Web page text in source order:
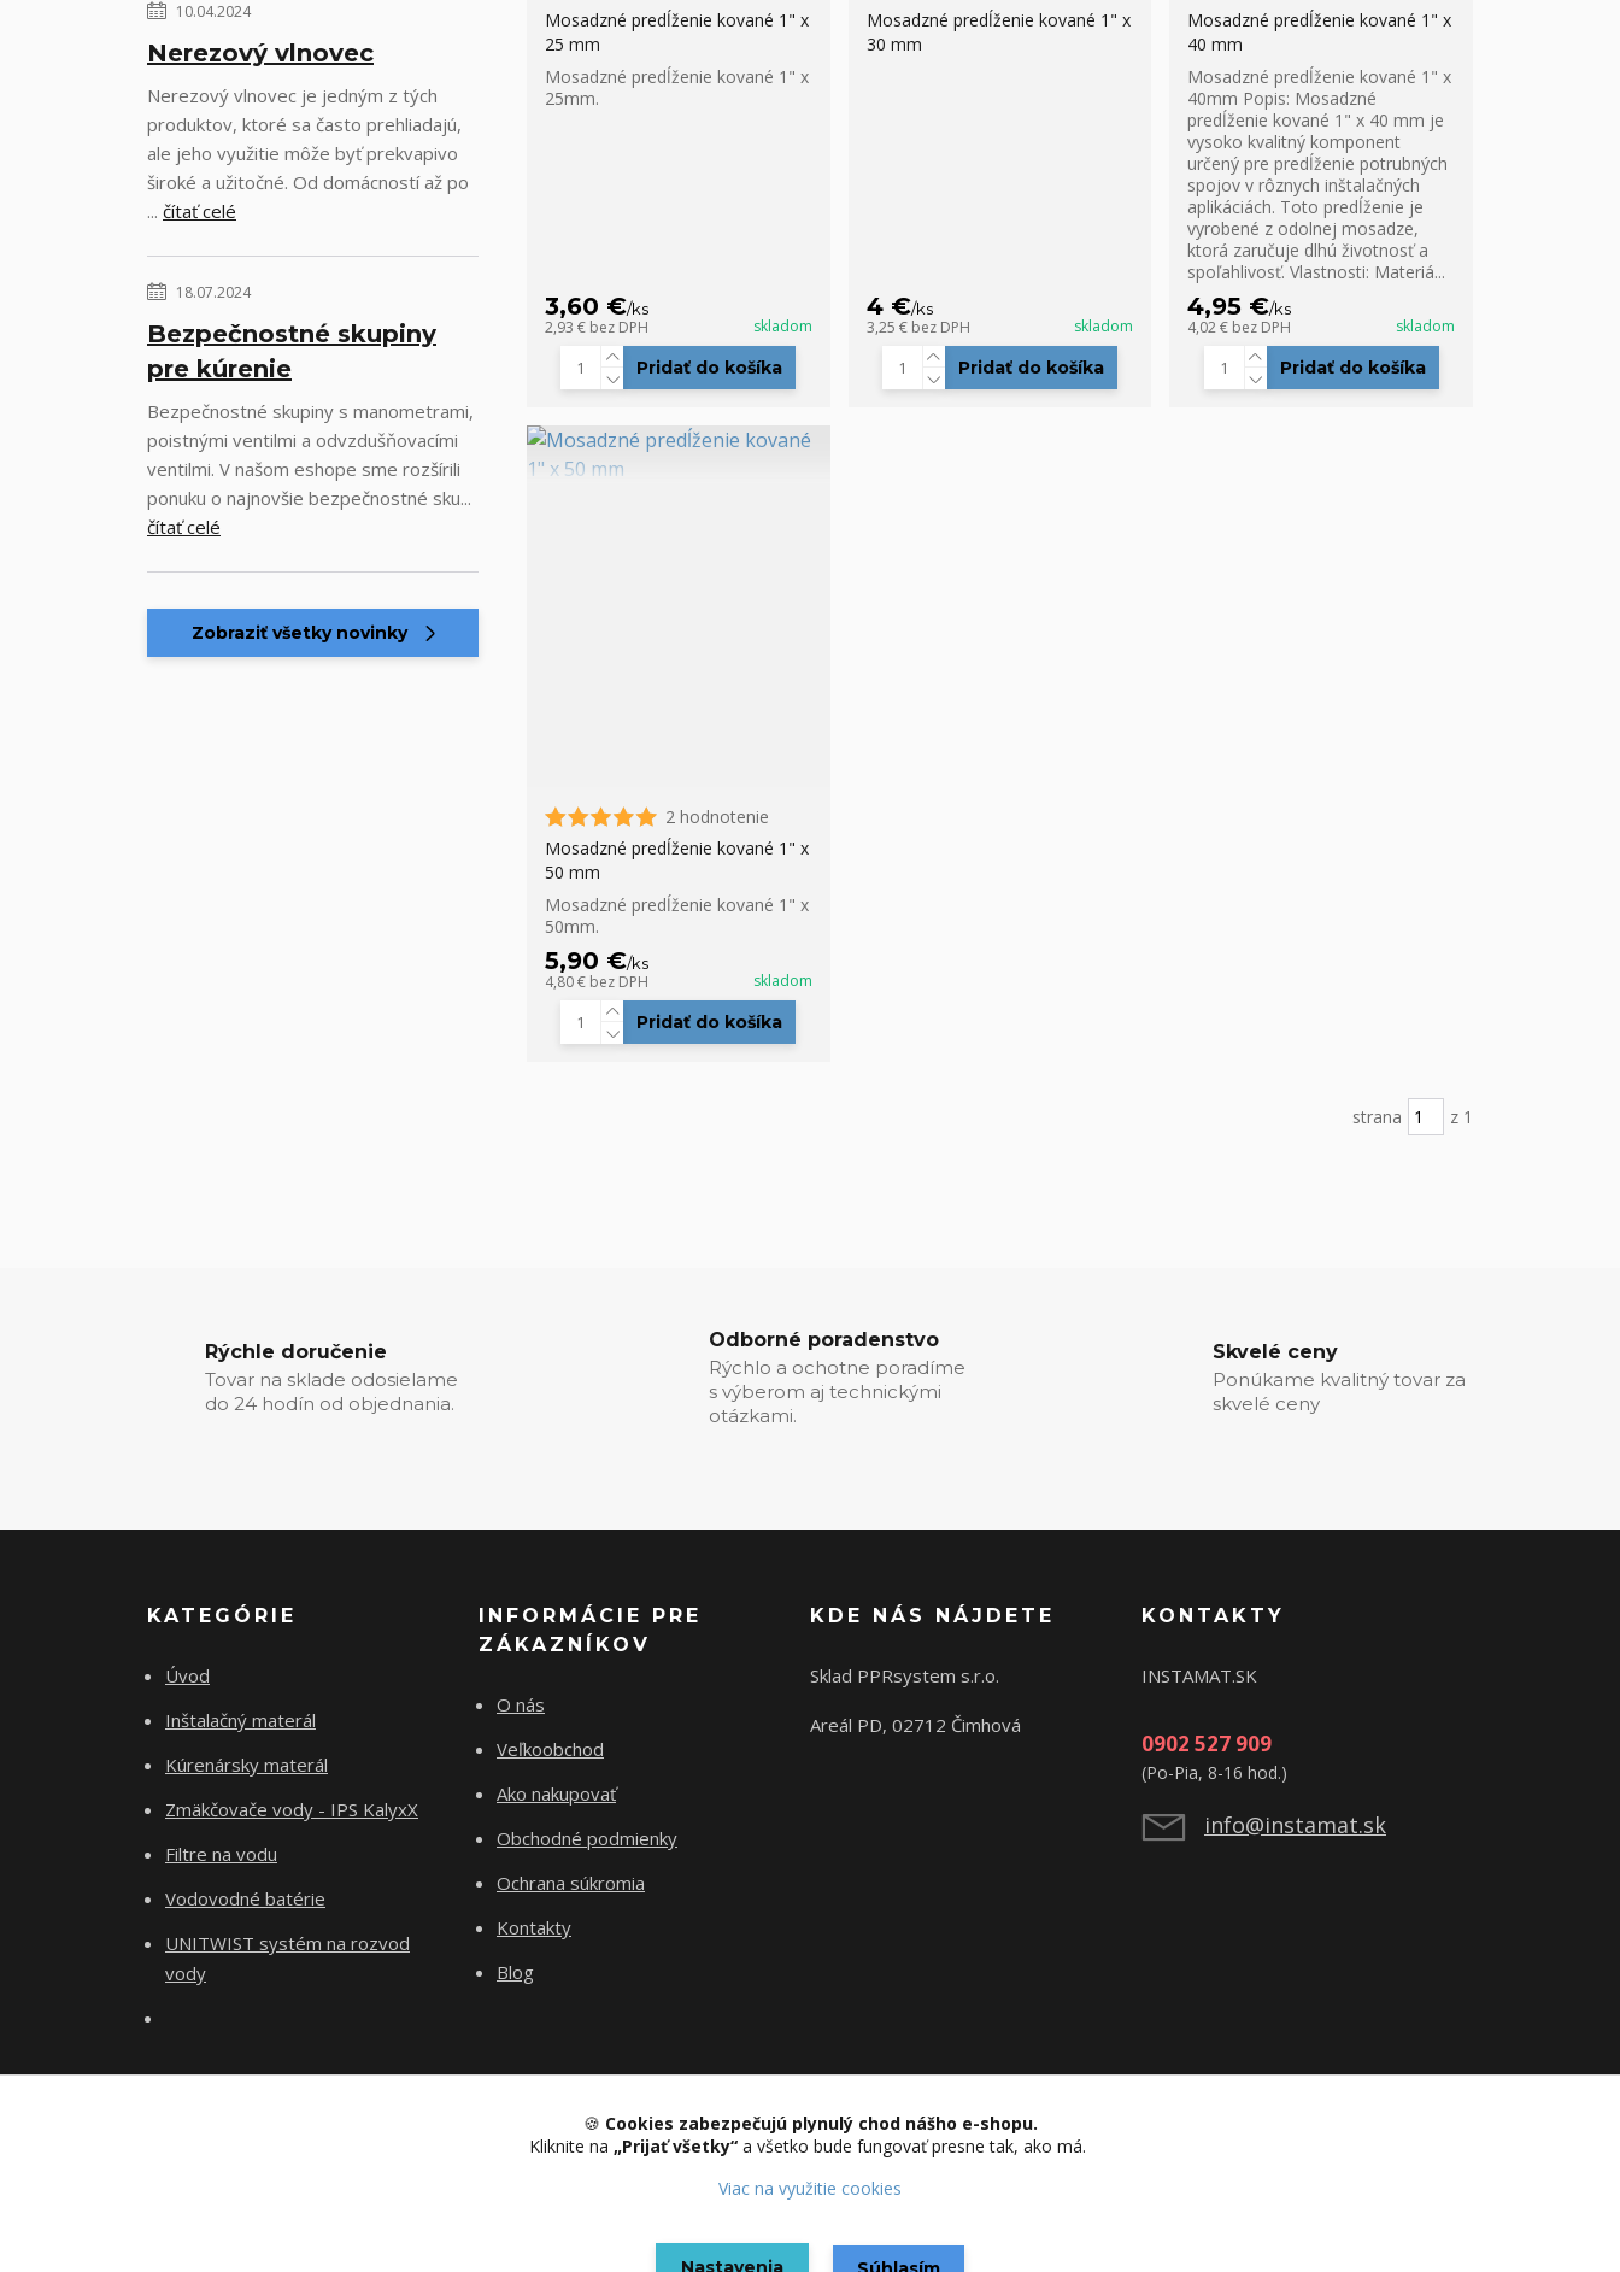
Mosadzné predĺženie kované 1" x
25 mm
Mosadzné predĺženie kované 1" x
25mm.
3,60 €/ks
2,93 € bez DPH skladom
Pridať do košíka
Mosadzné predĺženie kované 1" x
30 mm
4 €/ks
3,25 € bez DPH skladom
Pridať do košíka
Mosadzné predĺženie kované 1" x
40 mm
Mosadzné predĺženie kované 1" x
40mm Popis: Mosadzné
predĺženie kované 1" x 40 mm je
vysoko kvalitný komponent
určený pre predĺženie potrubných
spojov v rôznych inštalačných
aplikáciách. Toto predĺženie je
vyrobené z odolnej mosadze,
ktorá zaručuje dlhú životnosť a
spoľahlivosť. Vlastnosti: Materiá...
4,95 €/ks
4,02 € bez DPH skladom
Pridať do košíka
2 hodnotenie
Mosadzné predĺženie kované 1" x
50 mm
Mosadzné predĺženie kované 1" x
50mm.
5,90 €/ks
4,80 € bez DPH skladom
Pridať do košíka
strana z 1
10.04.2024
Nerezový vlnovec
Nerezový vlnovec je jedným z tých
produktov, ktoré sa často prehliadajú,
ale jeho využitie môže byť prekvapivo
široké a užitočné. Od domácností až po
... čítať celé
18.07.2024
Bezpečnostné skupiny
pre kúrenie
Bezpečnostné skupiny s manometrami,
poistnými ventilmi a odvzdušňovacími
ventilmi. V našom eshope sme rozšírili
ponuku o najnovšie bezpečnostné sku...
čítať celé
Zobraziť všetky novinky
Rýchle doručenie
Tovar na sklade odosielame
do 24 hodín od objednania.
Odborné poradenstvo
Rýchlo a ochotne poradíme
s výberom aj technickými
otázkami.
Skvelé ceny
Ponúkame kvalitný tovar za
skvelé ceny
KATEGÓRIE
Úvod
Inštalačný materál
Kúrenársky materál
Zmäkčovače vody - IPS KalyxX
Filtre na vodu
Vodovodné batérie
UNITWIST systém na rozvod
vody
INFORMÁCIE PRE
ZÁKAZNÍKOV
O nás
Veľkoobchod
Ako nakupovať
Obchodné podmienky
Ochrana súkromia
Kontakty
Blog
KDE NÁS NÁJDETE
Sklad PPRsystem s.r.o.
Areál PD, 02712 Čimhová
KONTAKTY
INSTAMAT.SK
0902 527 909
(Po-Pia, 8-16 hod.)
info@instamat.sk
Upravit sběr cookies.
🍪 Cookies zabezpečujú plynulý chod nášho e-shopu.
Kliknite na „Prijať všetky“ a všetko bude fungovať presne tak, ako má.
Viac na využitie cookies
Nastavenia